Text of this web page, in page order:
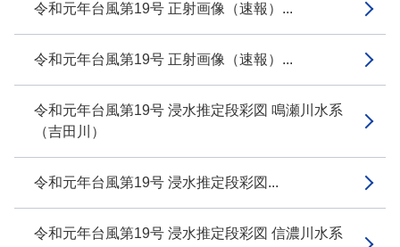
令和元年台風第19号 正射画像（速報）...
令和元年台風第19号 正射画像（速報）...
令和元年台風第19号 浸水推定段彩図 鳴瀬川水系
（吉田川）
令和元年台風第19号 浸水推定段彩図...
令和元年台風第19号 浸水推定段彩図 信濃川水系